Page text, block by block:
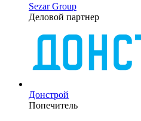
Sezar Group
Деловой партнер
Донстрой
Попечитель